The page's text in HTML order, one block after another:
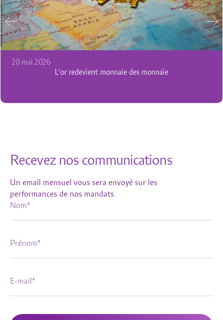
20 mai 2026
L’or redevient monnaie des monnaie
Recevez nos communications
Un email mensuel vous sera envoyé sur les
performances de nos mandats